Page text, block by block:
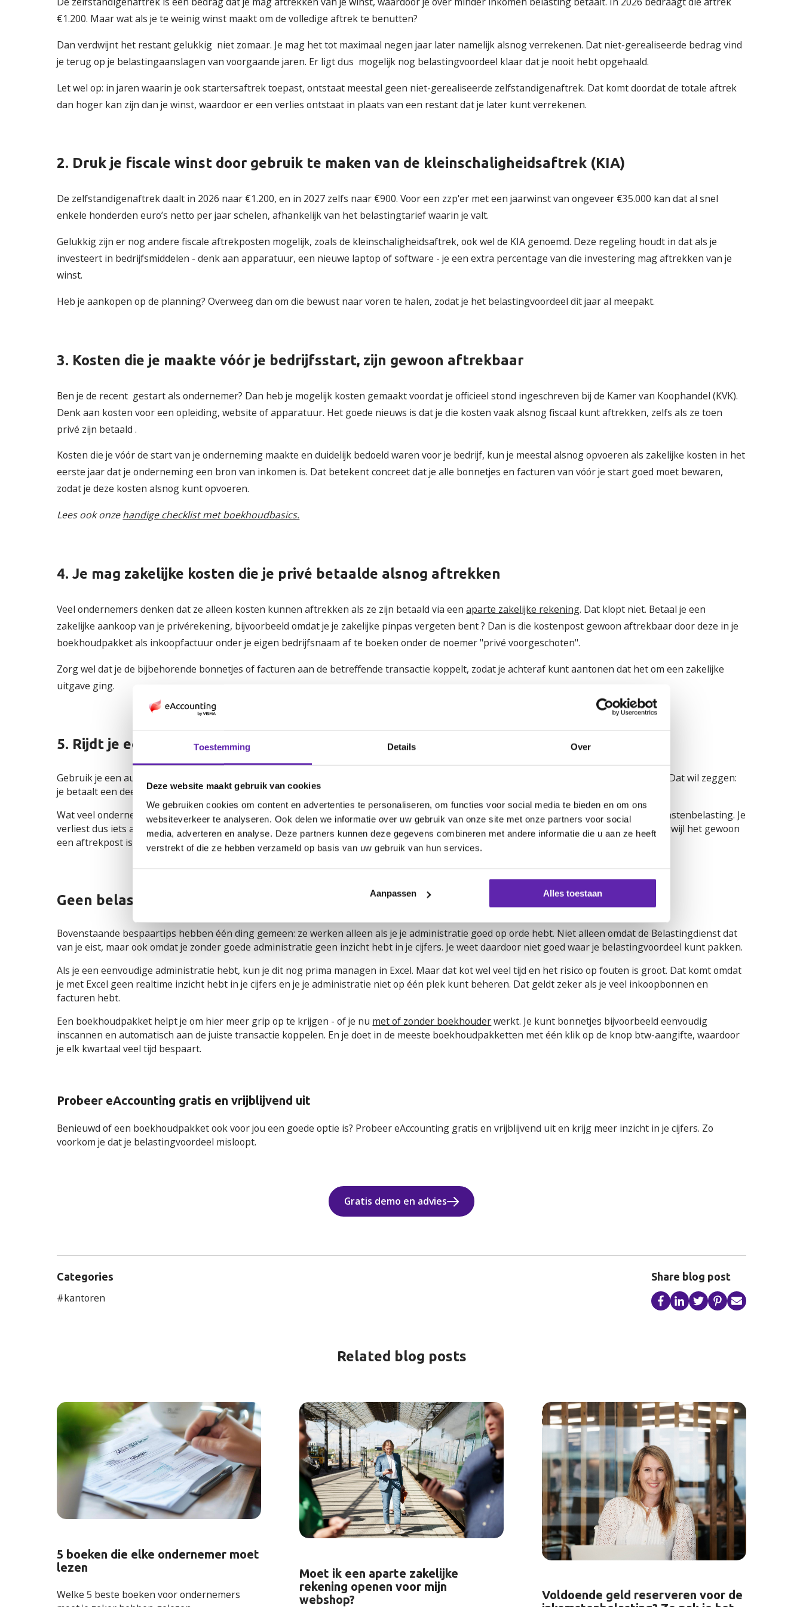
Toestemming Details Over
Deze website maakt gebruik van cookies
We gebruiken cookies om content en advertenties te personaliseren, om functies voor social media te bieden en om ons
websiteverkeer te analyseren. Ook delen we informatie over uw gebruik van onze site met onze partners voor social
media, adverteren en analyse. Deze partners kunnen deze gegevens combineren met andere informatie die u aan ze heeft
verstrekt of die ze hebben verzameld op basis van uw gebruik van hun services.
Aanpassen Alles toestaan
€1.200. Maar wat als je te weinig winst maakt om de volledige aftrek te benutten?
Dan verdwijnt het restant gelukkig niet zomaar. Je mag het tot maximaal negen jaar later namelijk alsnog verrekenen. Dat niet-gerealiseerde bedrag vind
je terug op je belastingaanslagen van voorgaande jaren. Er ligt dus mogelijk nog belastingvoordeel klaar dat je nooit hebt opgehaald.
Let wel op: in jaren waarin je ook startersaftrek toepast, ontstaat meestal geen niet-gerealiseerde zelfstandigenaftrek. Dat komt doordat de totale aftrek
dan hoger kan zijn dan je winst, waardoor er een verlies ontstaat in plaats van een restant dat je later kunt verrekenen.
2. Druk je fiscale winst door gebruik te maken van de kleinschaligheidsaftrek (KIA)
De zelfstandigenaftrek daalt in 2026 naar €1.200, en in 2027 zelfs naar €900. Voor een zzp'er met een jaarwinst van ongeveer €35.000 kan dat al snel
enkele honderden euro’s netto per jaar schelen, afhankelijk van het belastingtarief waarin je valt.
Gelukkig zijn er nog andere fiscale aftrekposten mogelijk, zoals de kleinschaligheidsaftrek, ook wel de KIA genoemd. Deze regeling houdt in dat als je
investeert in bedrijfsmiddelen - denk aan apparatuur, een nieuwe laptop of software - je een extra percentage van die investering mag aftrekken van je
winst.
Heb je aankopen op de planning? Overweeg dan om die bewust naar voren te halen, zodat je het belastingvoordeel dit jaar al meepakt.
3. Kosten die je maakte vóór je bedrijfsstart, zijn gewoon aftrekbaar
Ben je de recent gestart als ondernemer? Dan heb je mogelijk kosten gemaakt voordat je officieel stond ingeschreven bij de Kamer van Koophandel (KVK).
Denk aan kosten voor een opleiding, website of apparatuur. Het goede nieuws is dat je die kosten vaak alsnog fiscaal kunt aftrekken, zelfs als ze toen
privé zijn betaald .
Kosten die je vóór de start van je onderneming maakte en duidelijk bedoeld waren voor je bedrijf, kun je meestal alsnog opvoeren als zakelijke kosten in het
eerste jaar dat je onderneming een bron van inkomen is. Dat betekent concreet dat je alle bonnetjes en facturen van vóór je start goed moet bewaren,
zodat je deze kosten alsnog kunt opvoeren.
Lees ook onzehandige checklist met boekhoudbasics.
4. Je mag zakelijke kosten die je privé betaalde alsnog aftrekken
Veel ondernemers denken dat ze alleen kosten kunnen aftrekken als ze zijn betaald via eenaparte zakelijke rekening. Dat klopt niet. Betaal je een
zakelijke aankoop van je privérekening, bijvoorbeeld omdat je je zakelijke pinpas vergeten bent ? Dan is die kostenpost gewoon aftrekbaar door deze in je
boekhoudpakket als inkoopfactuur onder je eigen bedrijfsnaam af te boeken onder de noemer "privé voorgeschoten".
Zorg wel dat je de bijbehorende bonnetjes of facturen aan de betreffende transactie koppelt, zodat je achteraf kunt aantonen dat het om een zakelijke
uitgave ging.
5. Rijdt je een auto van de zaak ook privé? Dan laat je waarschijnlijk geld liggen
Gebruik je een auto van de zaak ook voor privéritten, dan ben je verplicht om aan het einde van het jaar een btw-correctie door te voeren. Dat wil zeggen:
je betaalt een deel van de eerder afgetrokken btw terug aan de Belastingdienst.
Wat veel ondernemers niet weten, is dat die terugbetaalde btw vervolgens wél als kostenpost mag worden opgevoerd in je aangifte inkomstenbelasting. Je
verliest dus iets aan de btw-kant, maar wint het gedeeltelijk terug via je inkomstenbelasting. Veel ondernemers zien dit over het hoofd, terwijl het gewoon
een aftrekpost is waar je recht op hebt.
Geen belastingvoordeel missen? Verruil Excel dan voor een boekhoudpakket
Bovenstaande bespaartips hebben één ding gemeen: ze werken alleen als je je administratie goed op orde hebt. Niet alleen omdat de Belastingdienst dat
van je eist, maar ook omdat je zonder goede administratie geen inzicht hebt in je cijfers. Je weet daardoor niet goed waar je belastingvoordeel kunt pakken.
Als je een eenvoudige administratie hebt, kun je dit nog prima managen in Excel. Maar dat kot wel veel tijd en het risico op fouten is groot. Dat komt omdat
je met Excel geen realtime inzicht hebt in je cijfers en je je administratie niet op één plek kunt beheren. Dat geldt zeker als je veel inkoopbonnen en
facturen hebt.
Een boekhoudpakket helpt je om hier meer grip op te krijgen - of je nu met of zonder boekhouderwerkt. Je kunt bonnetjes bijvoorbeeld eenvoudig
inscannen en automatisch aan de juiste transactie koppelen. En je doet in de meeste boekhoudpakketten met één klik op de knop btw-aangifte, waardoor
je elk kwartaal veel tijd bespaart.
Probeer eAccounting gratis en vrijblijvend uit
Benieuwd of een boekhoudpakket ook voor jou een goede optie is? Probeer eAccounting gratis en vrijblijvend uit en krijg meer inzicht in je cijfers. Zo
voorkom je dat je belastingvoordeel misloopt.
Gratis demo en advies
Categories
#kantoren
Share blog post
Related blog posts
5 boeken die elke ondernemer moet
lezen
Welke 5 beste boeken voor ondernemers
Moet ik een aparte zakelijke
rekening openen voor mijn
webshop?
Voldoende geld reserveren voor de